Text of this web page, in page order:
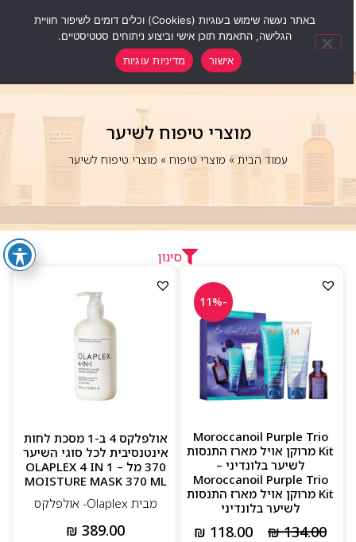
מוצרי טיפוח לשיער
עמוד הבית» מוצרי טיפוח» מוצרי טיפוח לשיער
סינון
-11%
Moroccanoil Purple Trio
Kit מרוקן אויל מארז התנסות
לשיער בלונדיני –
Moroccanoil Purple Trio
Kit מרוקן אויל מארז התנסות
לשיער בלונדיני
₪134.00
₪ 118.00
אולפלקס 4 ב-1 מסכת לחות
אינטנסיבית לכל סוגי השיער
370 מל – OLAPLEX 4 IN 1
MOISTURE MASK 370 ML
מבית Olaplex- אולפלקס
₪ 389.00
באתר נעשה שימוש בעוגיות (Cookies) וכלים דומים לשיפור חוויית
הגלישה, התאמת תוכן אישי וביצוע ניתוחים סטטיסטיים.
אישור
מדיניות עוגיות